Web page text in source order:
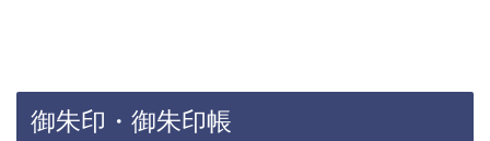
御朱印・御朱印帳